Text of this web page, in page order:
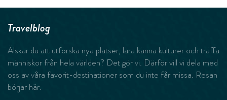
Travelblog
Älskar du att utforska nya platser, lära känna kulturer och träffa
människor från hela världen? Det gör vi. Därför vill vi dela med
oss av våra favorit-destinationer som du inte får missa. Resan
börjar här.